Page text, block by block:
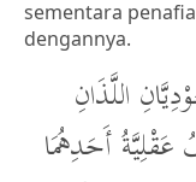
sementara
dengannya.
اللَّذَانِ
عَقْلِيَّةُ أَحَدِهُمَا